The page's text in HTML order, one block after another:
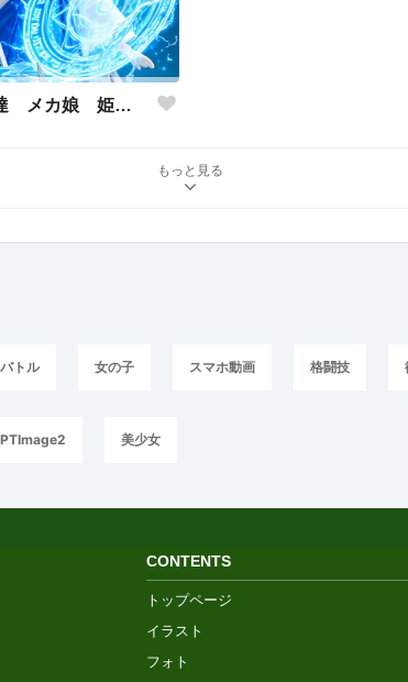
異世界制服少女達 メカ娘 姫巫女青龍アームズ アクリルドールフィギュア
もっと見る
バトル 女の子 スマホ動画 格闘技
美少女
CONTENTS
トップページ
イラスト
フォト